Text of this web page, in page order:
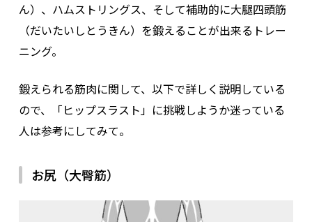
ん）、ハムストリングス、そして補助的に大腿四頭筋
（だいたいしとうきん）を鍛えることが出来るトレー
ニング。
鍛えられる筋肉に関して、以下で詳しく説明している
ので、「ヒップスラスト」に挑戦しようか迷っている
人は参考にしてみて。
お尻（大臀筋）